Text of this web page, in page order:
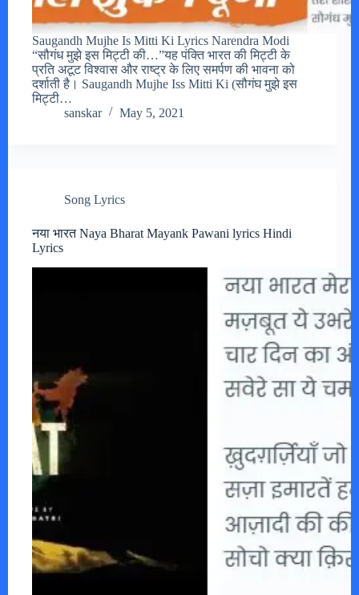
Saugandh Mujhe Is Mitti Ki Lyrics Narendra Modi
“सौगंध मुझे इस मिट्टी की…”यह पंक्ति भारत की मिट्टी के
प्रति अटूट विश्वास और राष्ट्र के लिए समर्पण की भावना को
दर्शाती है। Saugandh Mujhe Iss Mitti Ki (सौगंघ मुझे इस
मिट्टी…
sanskar
May 5, 2021
Song Lyrics
नया भारत Naya Bharat Mayank Pawani lyrics Hindi
Lyrics